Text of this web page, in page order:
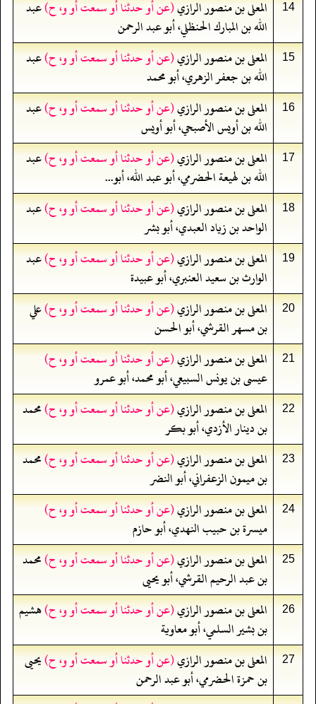
14 المعلى بن منصور الرازي(عن أو حدثنا أو سمعت أو و، ح)عبد
الله بن المبارك الحنظلي، أبو عبد الرحمن
15 المعلى بن منصور الرازي(عن أو حدثنا أو سمعت أو و، ح)عبد
الله بن جعفر الزهري، أبو محمد
16 المعلى بن منصور الرازي(عن أو حدثنا أو سمعت أو و، ح)عبد
الله بن أويس الأصبحي، أبو أويس
17 المعلى بن منصور الرازي(عن أو حدثنا أو سمعت أو و، ح)عبد
الله بن لهيعة الحضرمي، أبو عبد الله، أبو...
18 المعلى بن منصور الرازي(عن أو حدثنا أو سمعت أو و، ح)عبد
الواحد بن زياد العبدي، أبو بشر
19 المعلى بن منصور الرازي(عن أو حدثنا أو سمعت أو و، ح)عبد
الوارث بن سعيد العنبري، أبو عبيدة
20 المعلى بن منصور الرازي(عن أو حدثنا أو سمعت أو و، ح)علي
بن مسهر القرشي، أبو الحسن
21 المعلى بن منصور الرازي(عن أو حدثنا أو سمعت أو و، ح)
عيسى بن يونس السبيعي، أبو محمد، أبو عمرو
22 المعلى بن منصور الرازي(عن أو حدثنا أو سمعت أو و، ح)محمد
بن دينار الأزدي، أبو بكر
23 المعلى بن منصور الرازي(عن أو حدثنا أو سمعت أو و، ح)محمد
بن ميمون الزعفراني، أبو النضر
24 المعلى بن منصور الرازي(عن أو حدثنا أو سمعت أو و، ح)
ميسرة بن حبيب النهدي، أبو حازم
25 المعلى بن منصور الرازي(عن أو حدثنا أو سمعت أو و، ح)محمد
بن عبد الرحيم القرشي، أبو يحيى
26 المعلى بن منصور الرازي(عن أو حدثنا أو سمعت أو و، ح)هشيم
بن بشير السلمي، أبو معاوية
27 المعلى بن منصور الرازي(عن أو حدثنا أو سمعت أو و، ح)يحيى
بن حمزة الحضرمي، أبو عبد الرحمن